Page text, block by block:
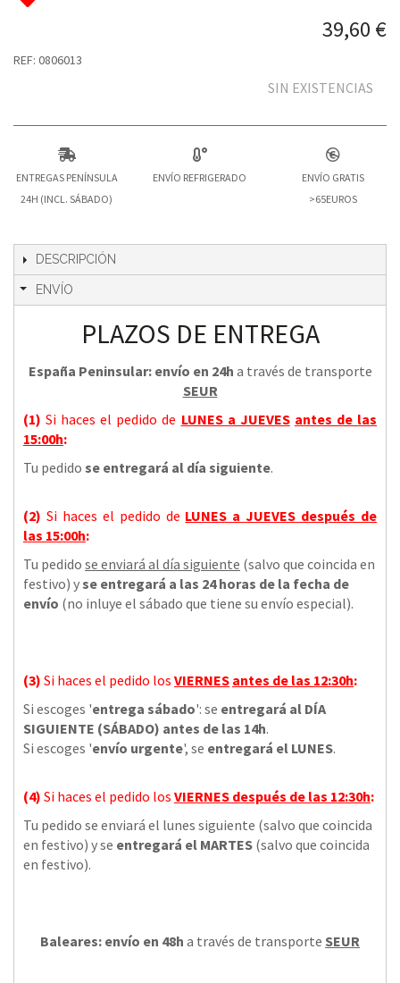
39,60 €
REF: 0806013
SIN EXISTENCIAS
ENTREGAS PENÍNSULA
24H (INCL. SÁBADO)
ENVÍO REFRIGERADO
ENVÍO GRATIS
>65EUROS
DESCRIPCIÓN
ENVÍO
PLAZOS DE ENTREGA
España Peninsular: envío en 24h a través de transporte
SEUR
(1)Si haces el pedido de LUNES a JUEVES antes de las
15:00h:
Tu pedido se entregará al día siguiente.
(2) Si haces el pedido de LUNES a JUEVES después de
las 15:00h:
Tu pedido se enviará al día siguiente (salvo que coincida en
festivo) yse entregará a las 24 horas de la fecha de
envío (no inluye el sábado que tiene su envío especial).
(3) Si haces el pedido los VIERNES antes de las 12:30h:
Si escoges 'entrega sábado': se entregará al DÍA
SIGUIENTE (SÁBADO) antes de las 14h.
Si escoges 'envío urgente', se entregará el LUNES.
(4) Si haces el pedido los VIERNES después de las 12:30h:
Tu pedido se enviará el lunes siguiente (salvo que coincida
en festivo) y se entregará el MARTES (salvo que coincida
en festivo).
Baleares: envío en 48h a través de transporte SEUR